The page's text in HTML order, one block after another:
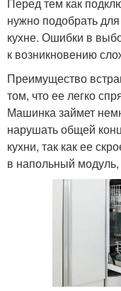
нужно подобрать
кухне. Ошибки в
к возникновению
Преимущество
том, что ее легко
Машинка займет
нарушать общей
кухни, так как ее
в напольный модуль,